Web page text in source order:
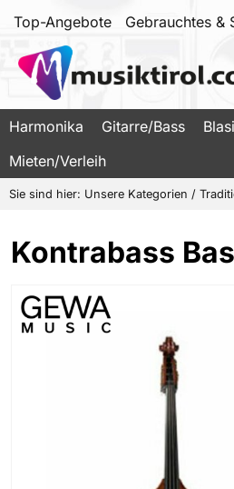
Top-Angebote Gebrauchtes &
Harmonika Gitarre/Bass
Mieten/Verleih
Sie sind hier: Unsere Kategorien /
Kontrabass